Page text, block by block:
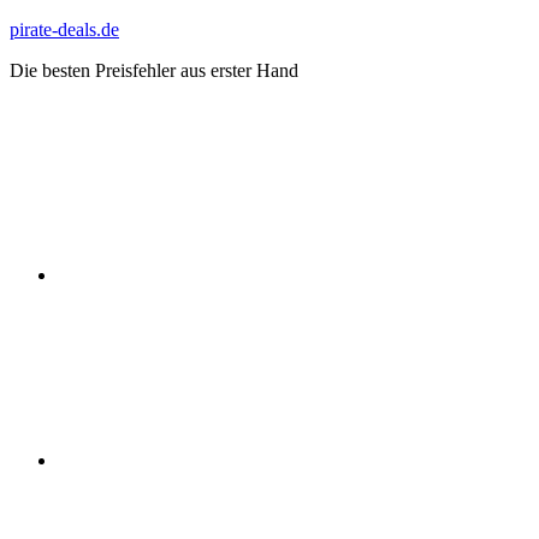
Zum
springen
pirate-deals.de
Die besten Preisfehler aus erster Hand